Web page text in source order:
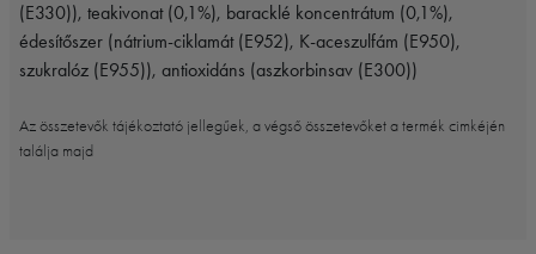
(E330)), teakivonat (0,1%), baracklé koncentrátum (0,1%),
édesítőszer (nátrium-ciklamát (E952), K-aceszulfám (E950),
szukralóz (E955)), antioxidáns (aszkorbinsav (E300))
Az összetevők tájékoztató jellegűek, a végső összetevőket a termék cimkéjén
találja majd